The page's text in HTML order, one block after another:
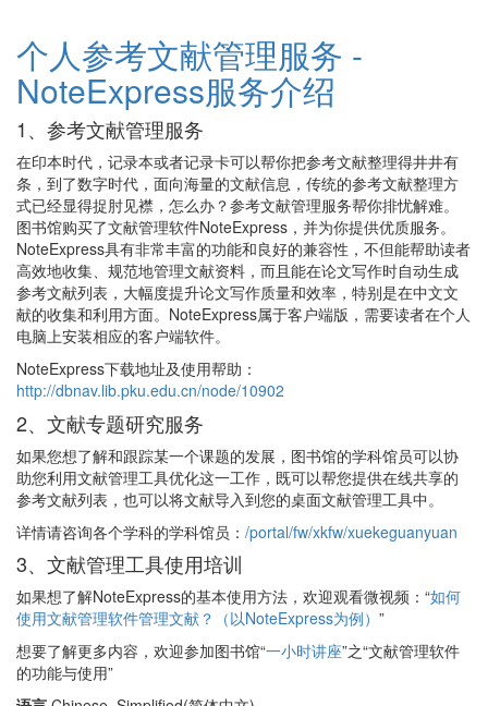
个人参考文献管理服务 -
NoteExpress服务介绍
1、参考文献管理服务
在印本时代，记录本或者记录卡可以帮你把参考文献整理得井井有
条，到了数字时代，面向海量的文献信息，传统的参考文献整理方
式已经显得捉肘见襟，怎么办？参考文献管理服务帮你排忧解难。
图书馆购买了文献管理软件NoteExpress，并为你提供优质服务。
NoteExpress具有非常丰富的功能和良好的兼容性，不但能帮助读者
高效地收集、规范地管理文献资料，而且能在论文写作时自动生成
参考文献列表，大幅度提升论文写作质量和效率，特别是在中文文
献的收集和利用方面。NoteExpress属于客户端版，需要读者在个人
电脑上安装相应的客户端软件。
NoteExpress下载地址及使用帮助：
http://dbnav.lib.pku.edu.cn/node/10902
2、文献专题研究服务
如果您想了解和跟踪某一个课题的发展，图书馆的学科馆员可以协
助您利用文献管理工具优化这一工作，既可以帮您提供在线共享的
参考文献列表，也可以将文献导入到您的桌面文献管理工具中。
详情请咨询各个学科的学科馆员： /portal/fw/xkfw/xuekeguanyuan
3、文献管理工具使用培训
如果想了解NoteExpress的基本使用方法，欢迎观看微视频：“如何
使用文献管理软件管理文献？（以NoteExpress为例） ”
想要了解更多内容，欢迎参加图书馆“一小时讲座”之“文献管理软件
的功能与使用”